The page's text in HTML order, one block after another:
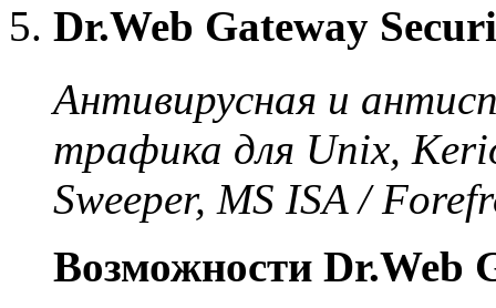
Dr.Web Gateway
Антивирусная и
трафика для Unix,
Sweeper, MS ISA /
Возможности Dr.Web